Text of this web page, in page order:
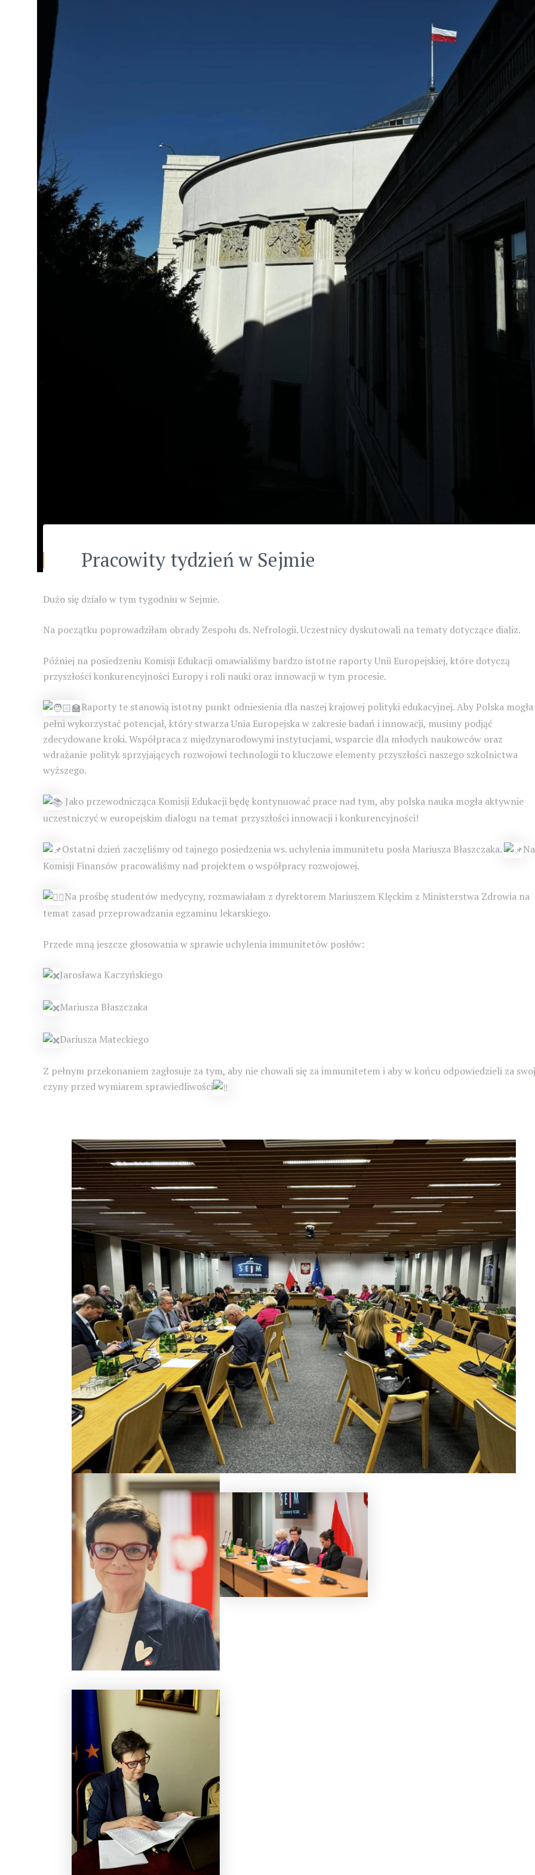
Pracowity tydzień w Sejmie
Dużo się działo w tym tygodniu w Sejmie.
Na początku poprowadziłam obrady Zespołu ds. Nefrologii. Uczestnicy dyskutowali na tematy dotyczące dializ.
Później na posiedzeniu Komisji Edukacji omawialiśmy bardzo istotne raporty Unii Europejskiej, które dotyczą
przyszłości konkurencyjności Europy i roli nauki oraz innowacji w tym procesie.
Raporty te stanowią istotny punkt odniesienia dla naszej krajowej polityki edukacyjnej. Aby Polska
pełni wykorzystać potencjał, który stwarza Unia Europejska w zakresie badań i innowacji, musimy podjąć
zdecydowane kroki. Współpraca z międzynarodowymi instytucjami, wsparcie dla młodych naukowców oraz
wdrażanie polityk sprzyjających rozwojowi technologii to kluczowe elementy przyszłości naszego szkolnictwa
wyższego.
Jako przewodnicząca Komisji Edukacji będę kontynuować prace nad tym, aby polska nauka mogła aktywnie
uczestniczyć w europejskim dialogu na temat przyszłości innowacji i konkurencyjności!
Ostatni dzień zaczęliśmy od tajnego posiedzenia ws. uchylenia immunitetu posła Mariusza Błaszczaka.
Na
Komisji Finansów pracowaliśmy nad projektem o współpracy rozwojowej.
Na prośbę studentów medycyny, rozmawiałam z dyrektorem Mariuszem Klęckim z Ministerstwa Zdrowia na
temat zasad przeprowadzania egzaminu lekarskiego.
Przede mną jeszcze głosowania w sprawie uchylenia immunitetów posłów:
Jarosława Kaczyńskiego
Mariusza Błaszczaka
Dariusza Mateckiego
Z pełnym przekonaniem zagłosuje za tym, aby nie chowali się za immunitetem i aby w końcu odpowiedzieli za
czyny przed wymiarem sprawiedliwości